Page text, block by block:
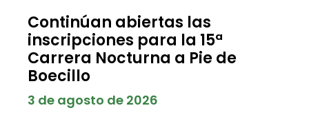
Continúan abiertas las
inscripciones para la 15ª
Carrera Nocturna a Pie de
Boecillo
3 de agosto de 2026